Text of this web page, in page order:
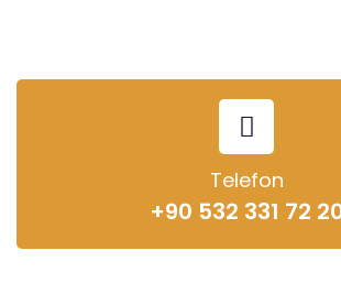
Telefon
+90 532 331 72